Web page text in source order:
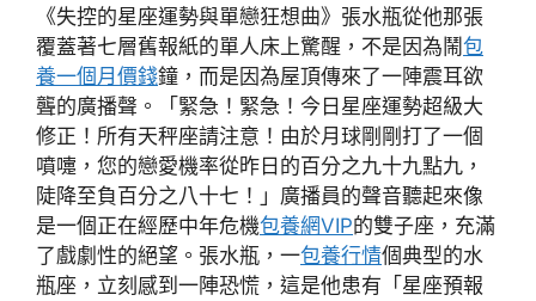
《失控的星座運勢與單戀狂想曲》張水瓶從他那張
覆蓋著七層舊報紙的單人床上驚醒，不是因為鬧包
養一個月價錢鐘，而是因為屋頂傳來了一陣震耳欲
聾的廣播聲。「緊急！緊急！今日星座運勢超級大
修正！所有天秤座請注意！由於月球剛剛打了一個
噴嚏，您的戀愛機率從昨日的百分之九十九點九，
陡降至負百分之八十七！」廣播員的聲音聽起來像
是一個正在經歷中年危機包養網VIP的雙子座，充滿
了戲劇性的絕望。張水瓶，一包養行情個典型的水
瓶座，立刻感到一陣恐慌，這是他患有「星座預報